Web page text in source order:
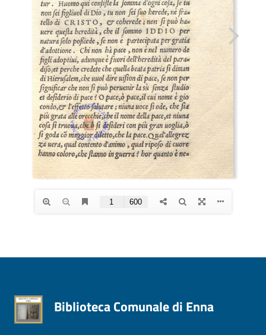
Biblioteca Comunale di Enna